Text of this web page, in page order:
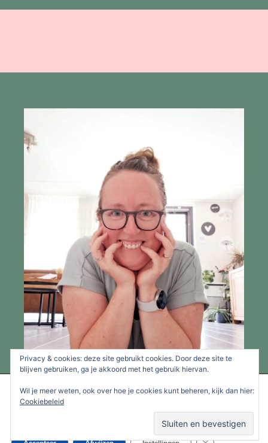
We gebruiken cookies om je de beste ervaring op onze site te
bieden.
Je kunt meer informatie vinden over welke cookies we gebruiken
Sluit AVG/
Privacy & cookies: deze site gebruikt cookies. Door deze site te
blijven gebruiken, ga je akkoord met het gebruik hiervan.
Wil je meer weten, ook over hoe je cookies kunt beheren, kijk dan hier:
Cookiebeleid